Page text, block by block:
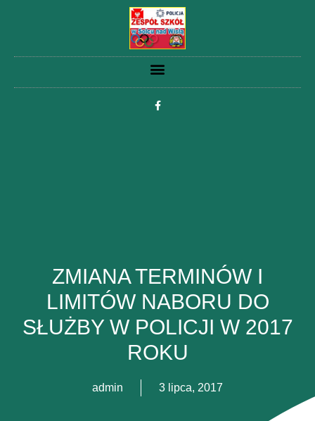
ZMIANA TERMINÓW I
LIMITÓW NABORU DO
SŁUŻBY W POLICJI W 2017
ROKU
admin 3 lipca, 2017